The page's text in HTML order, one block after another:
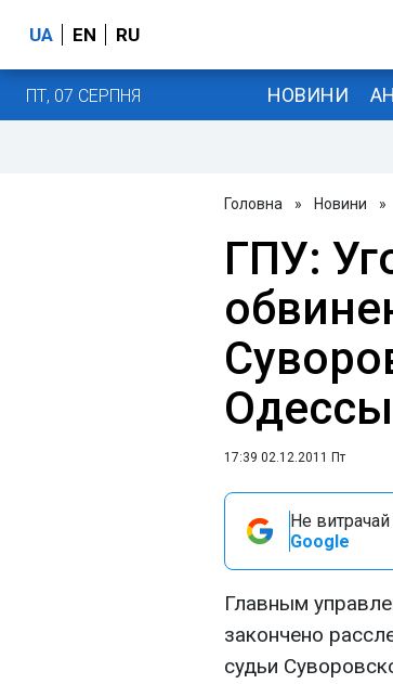
UA EN RU
ПТ, 07 СЕРПНЯ НОВИНИ
Головна » Новини »
ГПУ:
17:39 02.12.2011 Пт
Не
Google
Главным
закончено
судьи